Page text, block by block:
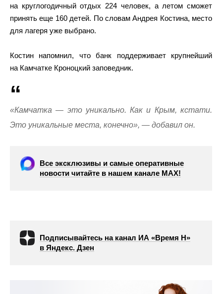
на круглогодичный отдых 224 человек, а летом сможет
принять еще 160 детей. По словам Андрея Костина, место
для лагеря уже выбрано.
Костин напомнил, что банк поддерживает крупнейший
на Камчатке Кроноцкий заповедник.
«Камчатка — это уникально. Как и Крым, кстати.
Это уникальные места, конечно», — добавил он.
Все эксклюзивы и самые оперативные
новости читайте в нашем канале МАХ!
Подписывайтесь на канал ИА «Время Н»
в Яндекс. Дзен